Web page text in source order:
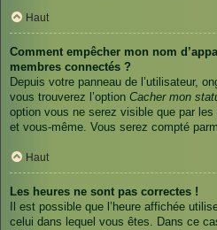
Haut
Comment empêcher mon nom
membres connectés ?
Depuis votre panneau de l’utilisateur,
vous trouverez l’option Cacher mon
option vous ne serez visible que par
et vous-même. Vous serez compté
Haut
Les heures ne sont pas correctes !
Il est possible que l’heure affichée
celui dans lequel vous êtes. Dans ce